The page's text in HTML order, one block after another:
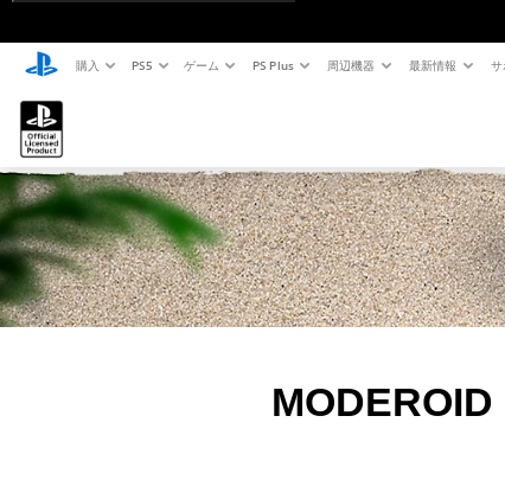
購入 PS5 ゲーム PS Plus 周辺機器 最新情報 サ